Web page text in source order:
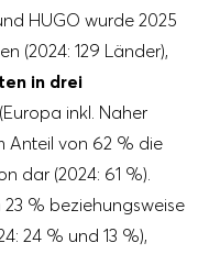
HUGO wurde 2025
(2024: 129 Länder),
in drei
inkl. Naher
Anteil von 62 % die
dar (2024: 61 %).
% beziehungsweise
24 % und 13 %),